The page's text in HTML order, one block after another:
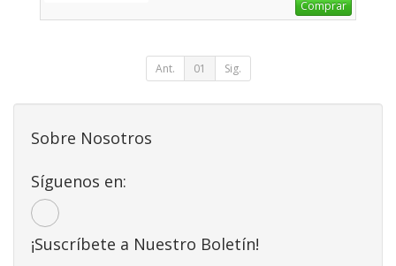
Comprar
Ant. 01 Sig.
Sobre Nosotros
Síguenos en:
¡Suscríbete a Nuestro Boletín!